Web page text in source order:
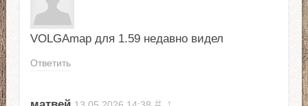
VOLGAmap для 1.59 недавно видел
Ответить